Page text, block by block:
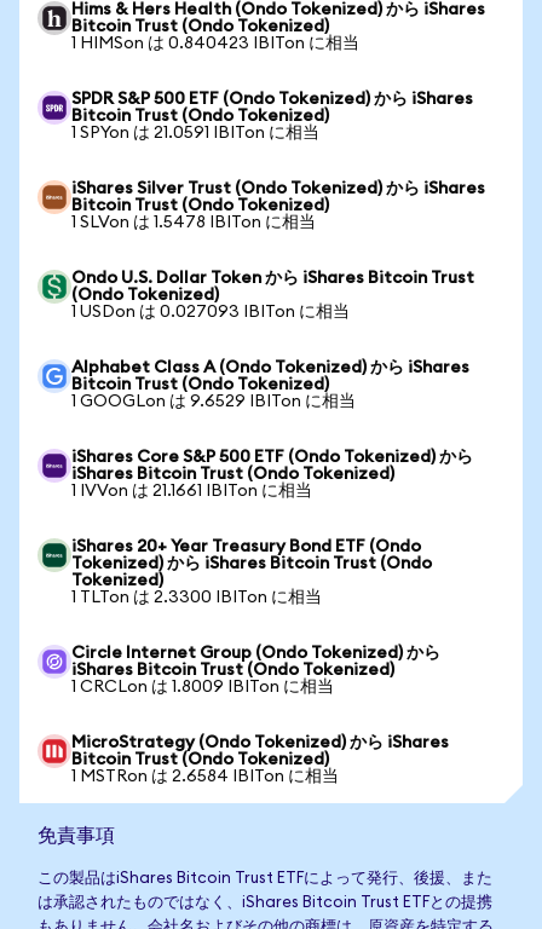
Hims & Hers Health (Ondo Tokenized) から iShares
Bitcoin Trust (Ondo Tokenized)
1 HIMSon は 0.840423 IBITon に相当
SPDR S&P 500 ETF (Ondo Tokenized) から iShares
Bitcoin Trust (Ondo Tokenized)
1 SPYon は 21.0591 IBITon に相当
iShares Silver Trust (Ondo Tokenized) から iShares
Bitcoin Trust (Ondo Tokenized)
1 SLVon は 1.5478 IBITon に相当
Ondo U.S. Dollar Token から iShares Bitcoin Trust
(Ondo Tokenized)
1 USDon は 0.027093 IBITon に相当
Alphabet Class A (Ondo Tokenized) から iShares
Bitcoin Trust (Ondo Tokenized)
1 GOOGLon は 9.6529 IBITon に相当
iShares Core S&P 500 ETF (Ondo Tokenized) から
iShares Bitcoin Trust (Ondo Tokenized)
1 IVVon は 21.1661 IBITon に相当
iShares 20+ Year Treasury Bond ETF (Ondo
Tokenized) から iShares Bitcoin Trust (Ondo
Tokenized)
1 TLTon は 2.3300 IBITon に相当
Circle Internet Group (Ondo Tokenized) から
iShares Bitcoin Trust (Ondo Tokenized)
1 CRCLon は 1.8009 IBITon に相当
MicroStrategy (Ondo Tokenized) から iShares
Bitcoin Trust (Ondo Tokenized)
1 MSTRon は 2.6584 IBITon に相当
免責事項
この製品はiShares Bitcoin Trust ETFによって発行、後援、また
は承認されたものではなく、iShares Bitcoin Trust ETFとの提携